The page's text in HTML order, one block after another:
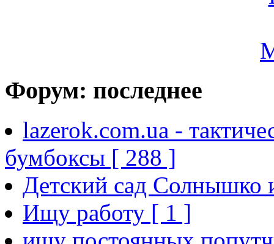
Форум: последнее
lazerok.com.ua -
бумбоксы [ 288 ]
Детский сад Солнышко
Ищу работу [ 1 ]